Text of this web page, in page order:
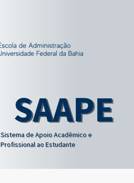
SAAPE
Sistema de Apoio Acadêmico e
Profissional ao Estudante